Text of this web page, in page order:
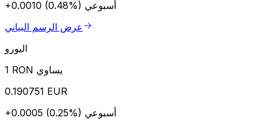
+0.0010 (0.48%) أسبوعي
عرض الرسم البياني
اليورو
1 RON يساوي
0.190751 EUR
+0.0005 (0.25%) أسبوعي